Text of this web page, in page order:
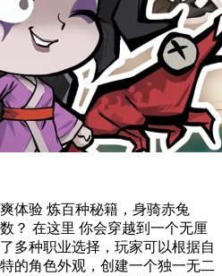
体验 炼百种秘籍，身骑赤兔
？ 在这里 你会穿越到一个无厘
多种职业选择，玩家可以根据自
的角色外观，创建一个独一无二